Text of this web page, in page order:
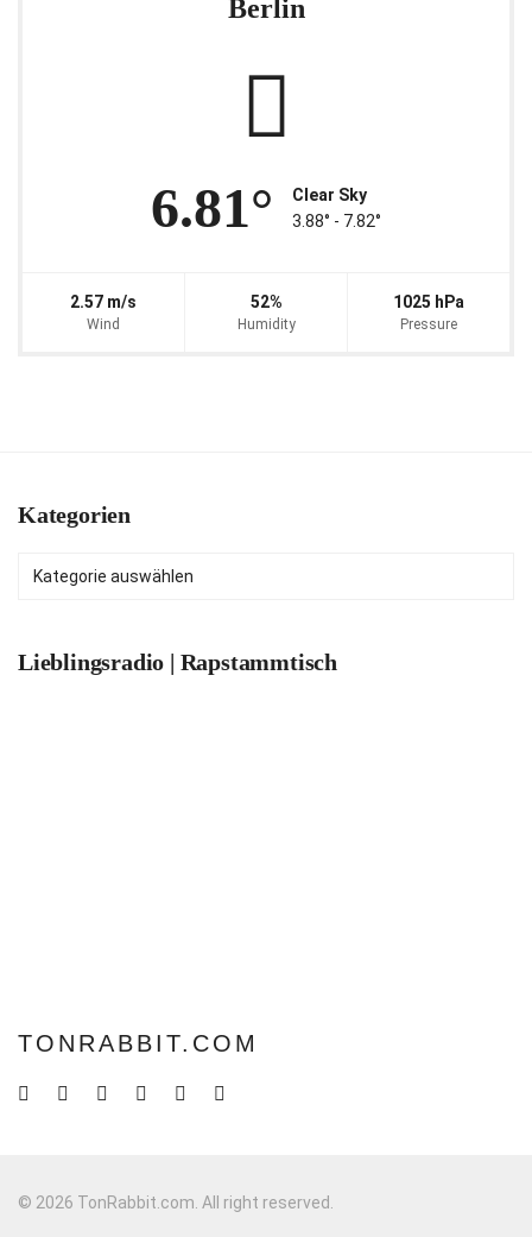
Berlin
6.81°
Clear Sky
3.88° ‐ 7.82°
2.57 m/s
Wind
52%
Humidity
1025 hPa
Pressure
Kategorien
Lieblingsradio | Rapstammtisch
TONRABBIT.COM
© 2026 TonRabbit.com. All right reserved.